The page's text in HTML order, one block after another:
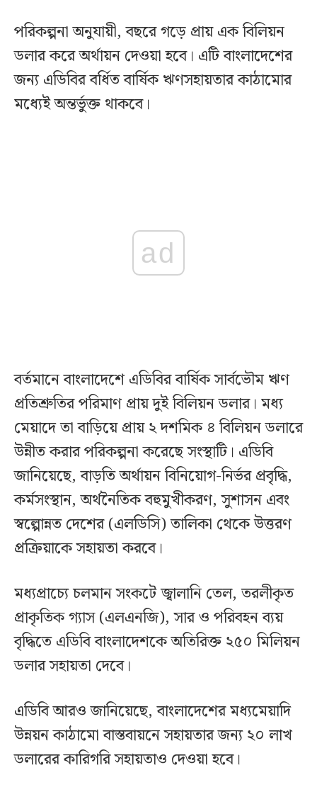
পরিকল্পনা অনুযায়ী, বছরে গড়ে প্রায় এক বিলিয়ন
ডলার করে অর্থায়ন দেওয়া হবে। এটি বাংলাদেশের
জন্য এডিবির বর্ধিত বার্ষিক ঋণসহায়তার কাঠামোর
মধ্যেই অন্তর্ভুক্ত থাকবে।
ad
বর্তমানে বাংলাদেশে এডিবির বার্ষিক সার্বভৌম ঋণ
প্রতিশ্রুতির পরিমাণ প্রায় দুই বিলিয়ন ডলার। মধ্য
মেয়াদে তা বাড়িয়ে প্রায় ২ দশমিক ৪ বিলিয়ন ডলারে
উন্নীত করার পরিকল্পনা করেছে সংস্থাটি। এডিবি
জানিয়েছে, বাড়তি অর্থায়ন বিনিয়োগ-নির্ভর প্রবৃদ্ধি,
কর্মসংস্থান, অর্থনৈতিক বহুমুখীকরণ, সুশাসন এবং
স্বল্পোন্নত দেশের (এলডিসি) তালিকা থেকে উত্তরণ
প্রক্রিয়াকে সহায়তা করবে।
মধ্যপ্রাচ্যে চলমান সংকটে জ্বালানি তেল, তরলীকৃত
প্রাকৃতিক গ্যাস (এলএনজি), সার ও পরিবহন ব্যয়
বৃদ্ধিতে এডিবি বাংলাদেশকে অতিরিক্ত ২৫০ মিলিয়ন
ডলার সহায়তা দেবে।
এডিবি আরও জানিয়েছে, বাংলাদেশের মধ্যমেয়াদি
উন্নয়ন কাঠামো বাস্তবায়নে সহায়তার জন্য ২০ লাখ
ডলারের কারিগরি সহায়তাও দেওয়া হবে।